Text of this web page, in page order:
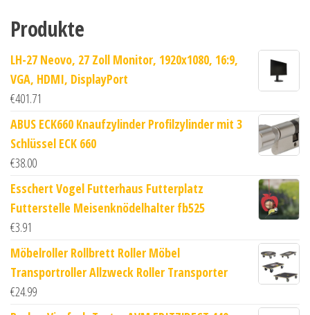
Produkte
LH-27 Neovo, 27 Zoll Monitor, 1920x1080, 16:9,
VGA, HDMI, DisplayPort
€401.71
ABUS ECK660 Knaufzylinder Profilzylinder mit 3
Schlüssel ECK 660
€38.00
Esschert Vogel Futterhaus Futterplatz
Futterstelle Meisenknödelhalter fb525
€3.91
Möbelroller Rollbrett Roller Möbel
Transportroller Allzweck Roller Transporter
€24.99